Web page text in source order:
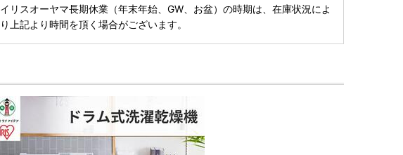
イリスオーヤマ長期休業（年末年始、GW、お盆）の時期は、在庫状況によ
り上記より時間を頂く場合がございます。